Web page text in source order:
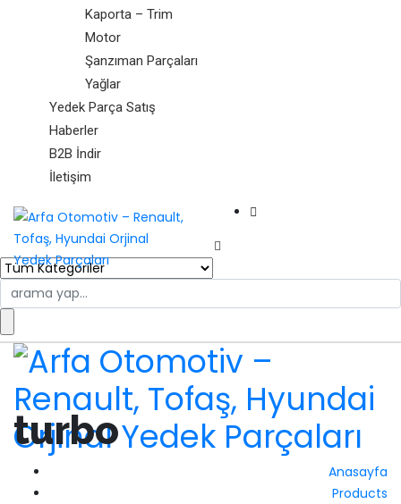
Kaporta – Trim
Motor
Şanzıman Parçaları
Yağlar
Yedek Parça Satış
Haberler
B2B İndir
İletişim
Search
for:
turbo
Anasayfa
Products